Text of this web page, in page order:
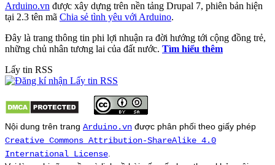
Arduino.vn được xây dựng trên nền tảng Drupal 7, phiên bản hiện
tại 2.3 tên mã Chia sẻ tình yêu với Arduino.
Đây là trang thông tin phi lợi nhuận ra đời hướng tới cộng đồng trẻ,
những chủ nhân tương lai của đất nước. Tìm hiểu thêm
Lấy tin RSS
Nội dung trên trang Arduino.vn được phân phối theo giấy phép
Creative Commons Attribution-ShareAlike 4.0
International License